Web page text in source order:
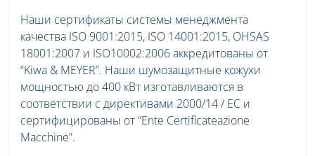
Наши сертификаты системы менеджмента
качества ISO 9001:2015, ISO 14001:2015, OHSAS
18001:2007 и ISO10002:2006 аккредитованы от
“Kiwa & MEYER”. Наши шумозащитные кожухи
мощностью до 400 кВт изготавливаются в
соответствии с директивами 2000/14 / EC и
сертифицированы от “Ente Certificateazione
Macchine”.